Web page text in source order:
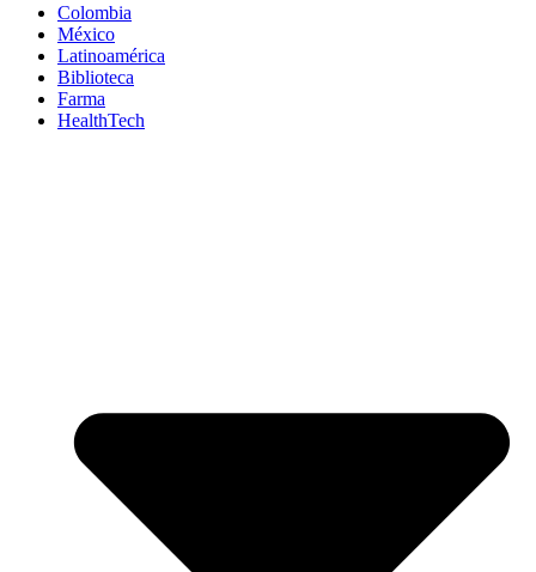
Colombia
México
Latinoamérica
Biblioteca
Farma
HealthTech